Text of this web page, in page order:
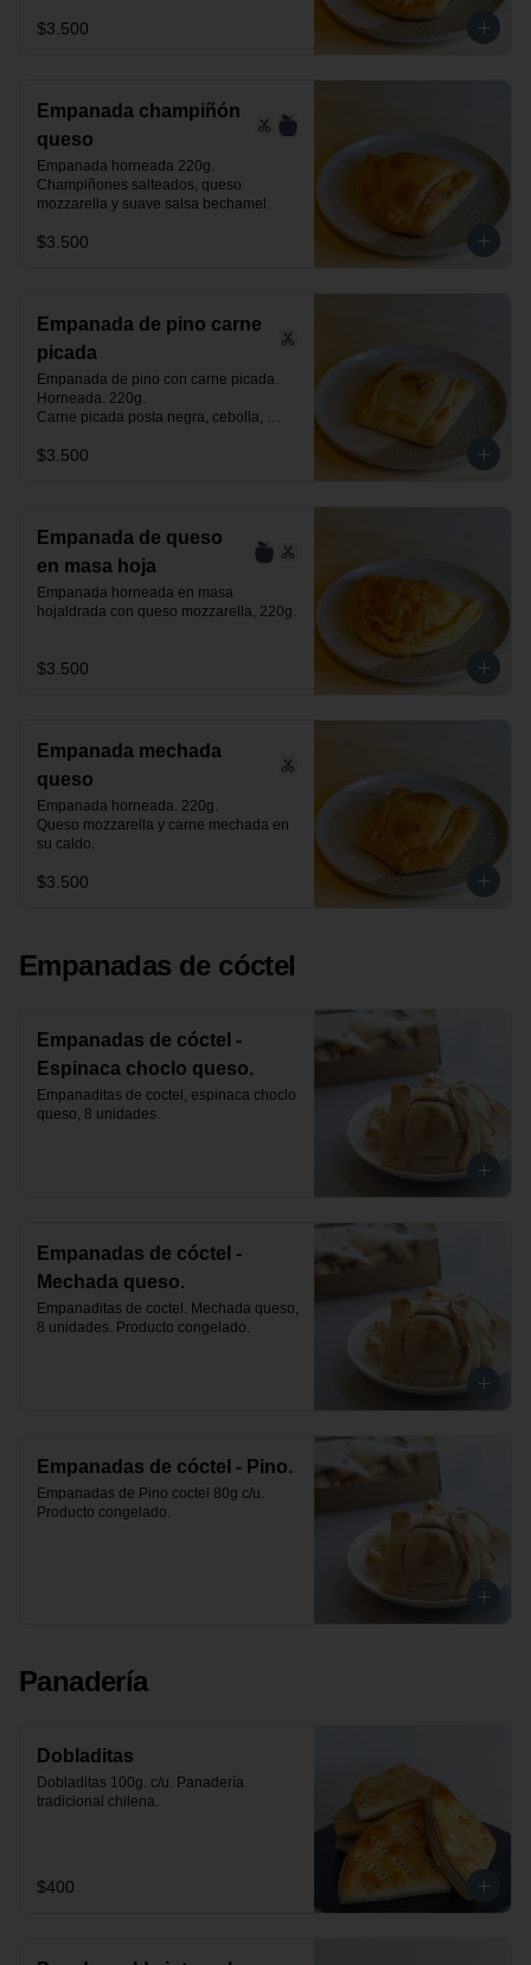
$3.500
Empanada champiñón
queso
Empanada horneada 220g.
Champiñones salteados, queso
mozzarella y suave salsa bechamel.
$3.500
Empanada de pino carne
picada
Empanada de pino con carne picada.
Horneada. 220g.
Carne picada posta negra, cebolla,
especias.
$3.500
Empanada de queso
en masa hoja
Empanada horneada en masa
hojaldrada con queso mozzarella, 220g.
$3.500
Empanada mechada
queso
Empanada horneada. 220g.
Queso mozzarella y carne mechada en
su caldo.
$3.500
Empanadas de cóctel
Empanadas de cóctel -
Espinaca choclo queso.
Empanaditas de coctel, espinaca choclo
queso, 8 unidades.
Empanadas de cóctel -
Mechada queso.
Empanaditas de coctel. Mechada queso,
8 unidades. Producto congelado.
Empanadas de cóctel - Pino.
Empanadas de Pino coctel 80g c/u.
Producto congelado.
Panadería
Dobladitas
Dobladitas 100g. c/u. Panadería
tradicional chilena.
$400